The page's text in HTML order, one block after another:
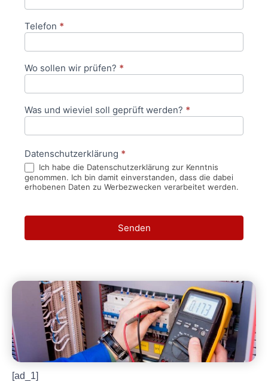
Telefon *
Wo sollen wir prüfen? *
Was und wieviel soll geprüft werden? *
Datenschutzerklärung *
Ich habe die Datenschutzerklärung zur Kenntnis
genommen. Ich bin damit einverstanden, dass die dabei
erhobenen Daten zu Werbezwecken verarbeitet werden.
Senden
[ad_1]